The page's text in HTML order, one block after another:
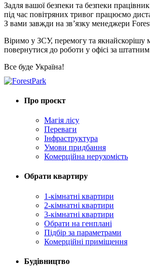
Задля вашої безпеки та безпеки
під час повітряних тривог працюємо
З вами завжди на зв’язку менеджери
Віримо у ЗСУ, перемогу та якнайскорішу
повернутися до роботи у офісі за
Все буде Україна!
Про проєкт
Магія лісу
Переваги
Інфраструктура
Умови придбання
Комерційна нерухомість
Обрати квартиру
1-кімнатні квартири
2-кімнатні квартири
3-кімнатні квартири
Обрати на генплані
Підбір за параметрами
Комерційні приміщення
Будівництво